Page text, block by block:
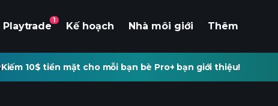
Playtrade
1
Kế hoạch Nhà môi giới Thêm
Kiếm 10$ tiền mặt cho mỗi bạn bè Pro+ bạn giới thiệu!